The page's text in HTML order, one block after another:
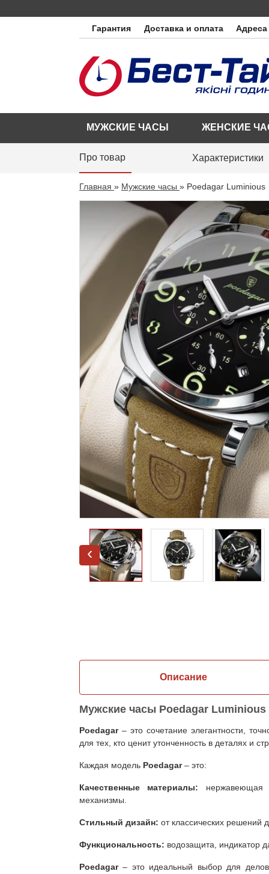
Гарантия Доставка и оплата Адреса
МУЖСКИЕ ЧАСЫ ЖЕНСКИЕ
Про товар Характеристики
Главная » Мужские часы » Poedagar Luminious
‹
Описание
Мужские часы Poedagar Luminious
Poedagar– это сочетание элегантности,
для тех, кто ценит утонченность в деталях и
Каждая модель Poedagar– это:
Качественные материалы: нержавеющая
механизмы.
Стильный дизайн: от классических
Функциональность: водозащита, индикатор
Poedagar– это идеальный выбор для